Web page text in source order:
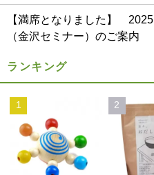
【満席となりました】
（金沢セミナー）のご案内
ランキング
1 2